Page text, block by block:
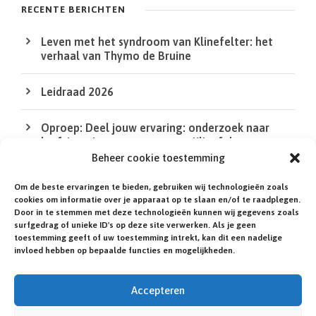
Beheer cookie toestemming
Om de beste ervaringen te bieden, gebruiken wij technologieën zoals
cookies om informatie over je apparaat op te slaan en/of te raadplegen.
Door in te stemmen met deze technologieën kunnen wij gegevens zoals
surfgedrag of unieke ID's op deze site verwerken. Als je geen
toestemming geeft of uw toestemming intrekt, kan dit een nadelige
invloed hebben op bepaalde functies en mogelijkheden.
Accepteren
n
RECENTE BERICHTEN
Leven met het syndroom van Klinefelter: het
verhaal van Thymo de Bruine
Leidraad 2026
Oproep: Deel jouw ervaring: onderzoek naar
leefsituatie van mensen met Klinefelter en
DSD/intersekse
De QR Code in de XS bij de agenda werkt niet
Heb jij of een familielid een zeldzame of niet-
gediagnosticeerde aandoening?